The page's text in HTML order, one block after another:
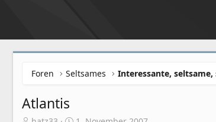
Foren Seltsames Interessante,
Atlantis